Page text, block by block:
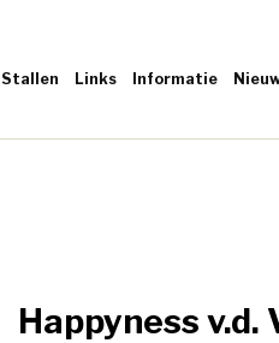
Stallen Links Informatie
Happyness v.d.